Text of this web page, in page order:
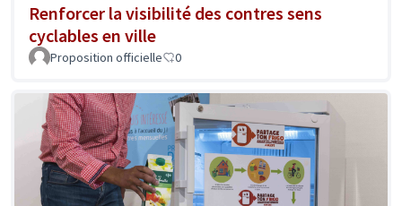
Renforcer la visibilité des contres sens
cyclables en ville
Proposition officielle 0